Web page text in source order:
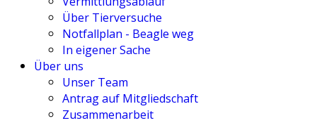
Über Tierversuche
Notfallplan - Beagle weg
In eigener Sache
Über uns
Unser Team
Antrag auf Mitgliedschaft
Zusammenarbeit